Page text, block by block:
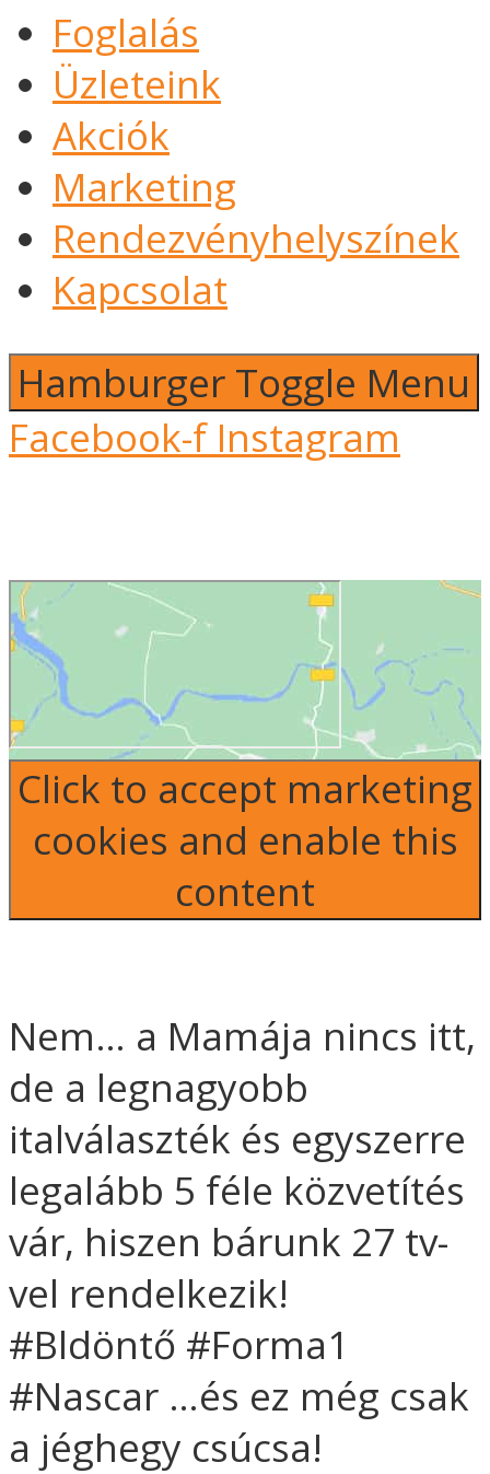
Foglalás
Üzleteink
Akciók
Marketing
Rendezvényhelyszínek
Kapcsolat
Hamburger Toggle Menu
Facebook-f Instagram
Click to accept marketing
cookies and enable this
content
Nem… a Mamája nincs itt,
de a legnagyobb
italválaszték és egyszerre
legalább 5 féle közvetítés
vár, hiszen bárunk 27 tv-
vel rendelkezik!
#Bldöntő #Forma1
#Nascar …és ez még csak
a jéghegy csúcsa!